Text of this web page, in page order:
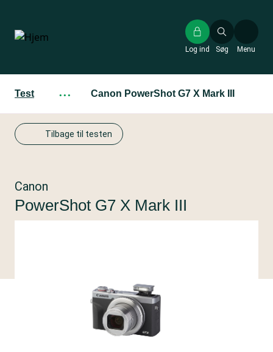
hovedindhold
Søg
Log ind Menu
Test ··· Canon PowerShot G7 X Mark III
Tilbage til testen
Canon
PowerShot G7 X Mark III